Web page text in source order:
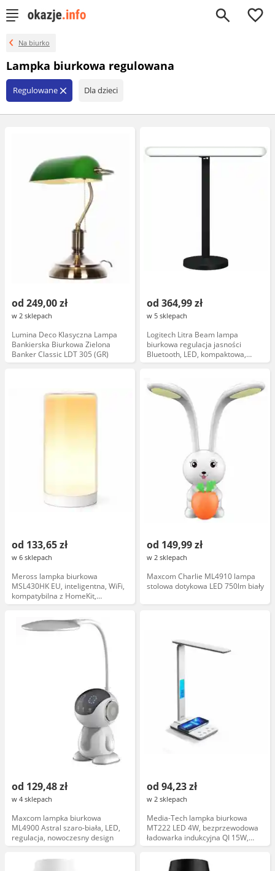
0
Na biurko
Lampka biurkowa regulowana
Regulowane close Dla dzieci
od 249,00 zł
w 2 sklepach
Lumina Deco Klasyczna Lampa
Bankierska Biurkowa Zielona
Banker Classic LDT 305 (GR)
od 364,99 zł
w 5 sklepach
Logitech Litra Beam lampa
biurkowa regulacja jasności
Bluetooth, LED, kompaktowa,
czarna
od 133,65 zł
w 6 sklepach
Meross lampka biurkowa
MSL430HK EU, inteligentna, WiFi,
kompatybilna z HomeKit,
regulacja jasności, nowoczesny
od 149,99 zł
w 2 sklepach
Maxcom Charlie ML4910 lampa
stolowa dotykowa LED 750lm biały
od 129,48 zł
w 4 sklepach
Maxcom lampka biurkowa
ML4900 Astral szaro-biała, LED,
regulacja, nowoczesny design
od 94,23 zł
w 2 sklepach
Media-Tech lampka biurkowa
MT222 LED 4W, bezprzewodowa
ładowarka indukcyjna QI 15W,
wyświetlacz LED, młodzieżowa